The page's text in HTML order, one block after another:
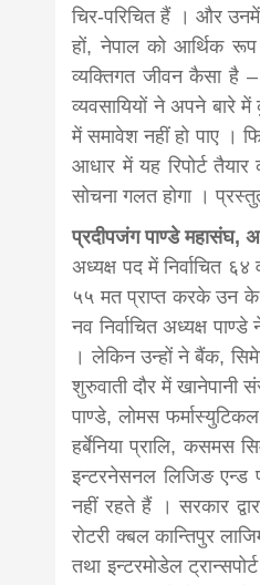
चिर-परिचित हैं । और
हों, नेपाल को आर्थिक रूप
व्यक्तिगत जीवन कैसा है
व्यवसायियों ने अपने बारे में
में समावेश नहीं हो पाए ।
आधार में यह रिपोर्ट
सोचना गलत होगा ।
प्रदीपजंग पाण्डे महासंघ,
अध्यक्ष पद में निर्वाचित
५५ मत प्राप्त करके उन के
नव निर्वाचित अध्यक्ष
। लेकिन उन्हों ने बैंक,
शुरुवाती दौर में खानेपानी
पाण्डे, लोमस
हर्बेनिया प्रालि, कसमस
इन्टरनेसनल लिजिङ एन्ड
नहीं रहते हैं । सरकार
रोटरी क्बल कान्तिपुर
तथा इन्टरमोडेल